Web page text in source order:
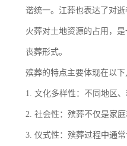
谐统一。江葬也表达了对
火葬对土地资源的占用，
丧葬形式。
殡葬的特点主要体现在以下
1. 文化多样性：不同地区
2. 社会性：殡葬不仅是家
3. 仪式性：殡葬过程中通